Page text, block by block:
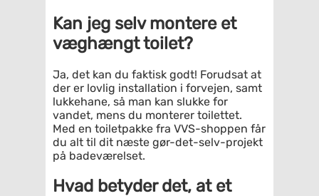
Kan jeg selv montere et
væghængt toilet?
Ja, det kan du faktisk godt! Forudsat at
der er lovlig installation i forvejen, samt
lukkehane, så man kan slukke for
vandet, mens du monterer toilettet.
Med en toiletpakke fra VVS-shoppen får
du alt til dit næste gør-det-selv-projekt
på badeværelset.
Hvad betyder det, at et